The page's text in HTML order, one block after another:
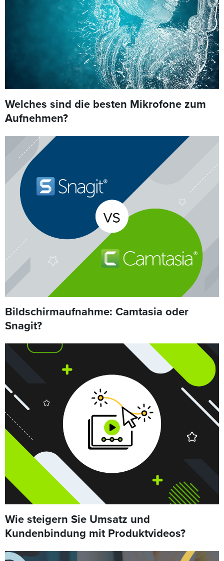
Welches sind die besten Mikrofone zum
Aufnehmen?
Bildschirmaufnahme: Camtasia oder
Snagit?
Wie steigern Sie Umsatz und
Kundenbindung mit Produktvideos?